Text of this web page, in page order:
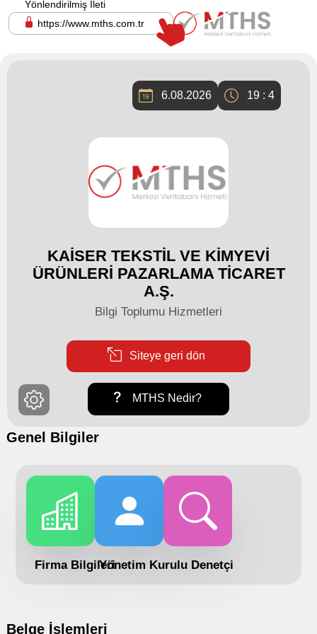
https://www.mths.com.tr
Yönlendirilmiş İleti
6.08.2026 19 : 4
KAİSER TEKSTİL VE KİMYEVİ
ÜRÜNLERİ PAZARLAMA TİCARET
A.Ş.
Bilgi Toplumu Hizmetleri
Siteye geri dön
MTHS Nedir?
Genel Bilgiler
Firma BilgileriYönetim Kurulu Denetçi
Belge İşlemleri